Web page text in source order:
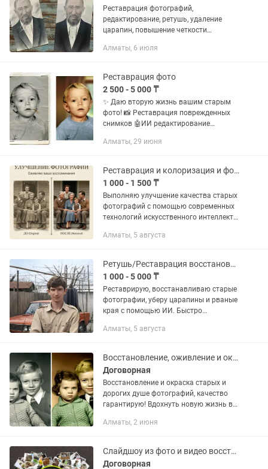
Реставрация фотографий,
редактирование, ретушь, удаление
царапин, повышение четкости
Алматы, 6 июля
Реставрация фото
2 500 - 5 000 ₸
✨ Даю вторую жизнь вашим старым
фото! 📸 Реставрация поврежденных
снимков 🤖ИИ редактирование
Алматы, 29 июня
Реставрация и колоризация и фотографий
1 000 - 1 500 ₸
Выполняю улучшение качества старых
фотографий с помощью современных
технологий искусственного интеллекта.
фотографий - Повышение четкости и
Алматы, 5 августа
Ретушь/Реставрация восстановление старых фотографий
1 000 - 5 000 ₸
Реставрирую, восстанавливаю старые
фотографии, уберу царапины и рваные
края с помощью ИИ. Быстро
Алматы, 5 августа
Восстановление, оживление и окраска фотографий
Договорная
Восстановление и окраска старых и
дорогих душе фотографий, качество
гарантирую! Вдохнуть новую жизнь в
фотографии семьи.
Алматы, 2 июня
Слайдшоу из фото и видео восстановление старого фото.
Договорная